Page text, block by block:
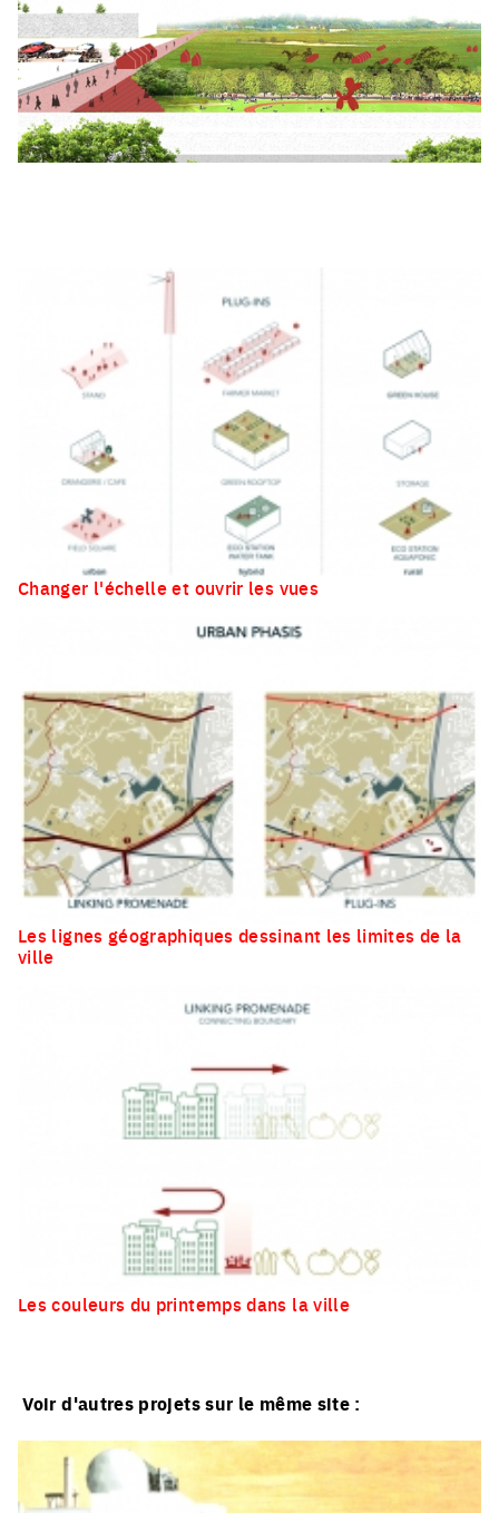
Changer l'échelle et ouvrir les vues
Les lignes géographiques dessinant les limites de la
ville
Les couleurs du printemps dans la ville
Voir d'autres projets sur le même site :